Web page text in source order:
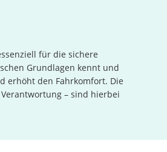
für die sichere
Grundlagen kennt und
erhöht den Fahrkomfort. Die
– sind hierbei